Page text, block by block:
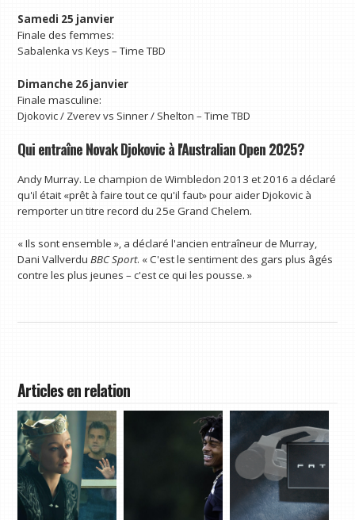
Samedi 25 janvier
Finale des femmes:
Sabalenka vs Keys – Time TBD
Dimanche 26 janvier
Finale masculine:
Djokovic / Zverev vs Sinner / Shelton – Time TBD
Qui entraîne Novak Djokovic à l'Australian Open 2025?
Andy Murray. Le champion de Wimbledon 2013 et 2016 a déclaré
qu'il était «prêt à faire tout ce qu'il faut» pour aider Djokovic à
remporter un titre record du 25e Grand Chelem.
« Ils sont ensemble », a déclaré l'ancien entraîneur de Murray,
Dani VallverduBBC Sport. « C'est le sentiment des gars plus âgés
contre les plus jeunes – c'est ce qui les pousse. »
Articles en relation